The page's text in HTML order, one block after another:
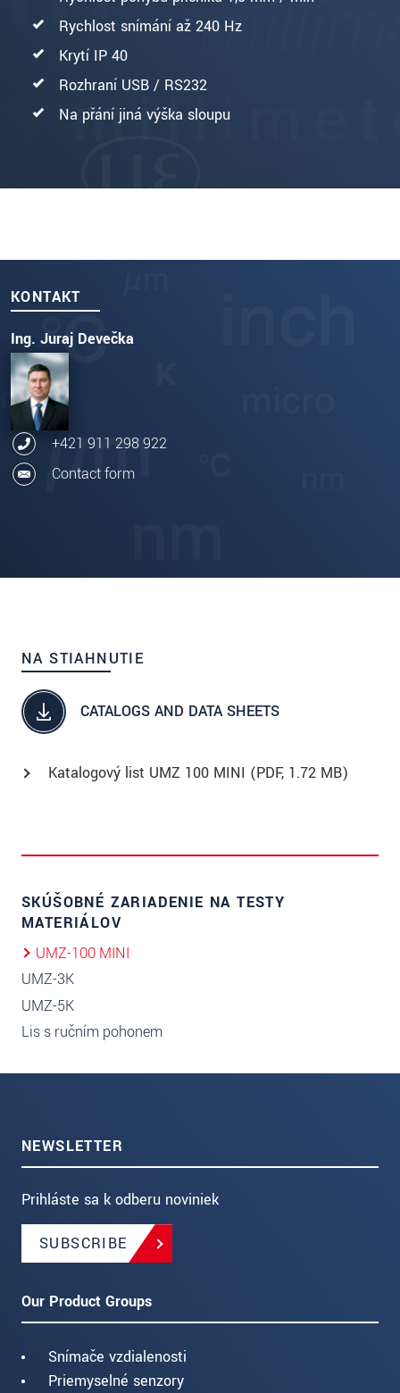
Rychlost snímání až 240 Hz
Krytí IP 40
Rozhraní USB / RS232
Na přání jiná výška sloupu
KONTAKT
Ing. Juraj Devečka
+421 911 298 922
Contact form
NA STIAHNUTIE
CATALOGS AND DATA SHEETS
Katalogový list UMZ 100 MINI (PDF, 1.72 MB)
SKÚŠOBNÉ ZARIADENIE NA TESTY
MATERIÁLOV
UMZ-100 MINI
UMZ-3K
UMZ-5K
Lis s ručním pohonem
NEWSLETTER
Prihláste sa k odberu noviniek
SUBSCRIBE
Our Product Groups
Snímače vzdialenosti
Priemyselné senzory